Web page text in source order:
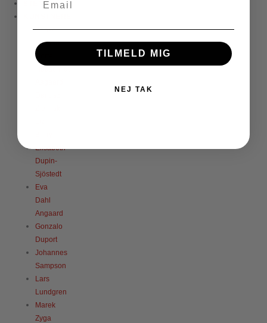
STENTØJ
Babke
Moelee
Dorte
Elisabeth
Dupin-
Sjöstedt
Eva
Dahl
Angaard
Gonzalo
Duport
Johannes
Sampson
Lars
Lundgren
Marek
Zyga
TILMELD MIG
NEJ TAK